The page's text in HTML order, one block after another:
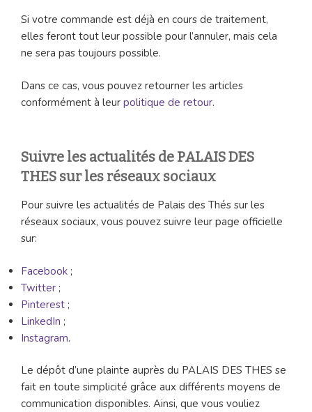
Si votre commande est déjà en cours de traitement,
elles feront tout leur possible pour l’annuler, mais cela
ne sera pas toujours possible.
Dans ce cas, vous pouvez retourner les articles
conformément à leur politique de retour.
Suivre les actualités de PALAIS DES
THES sur les réseaux sociaux
Pour suivre les actualités de Palais des Thés sur les
réseaux sociaux, vous pouvez suivre leur page officielle
sur:
Facebook ;
Twitter ;
Pinterest ;
LinkedIn ;
Instagram.
Le dépôt d’une plainte auprès du PALAIS DES THES se
fait en toute simplicité grâce aux différents moyens de
communication disponibles. Ainsi, que vous vouliez